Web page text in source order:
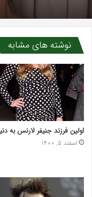
نوشته های مشابه
اولین فرزند جنیفر لارنس به
اسفند 5, 1400